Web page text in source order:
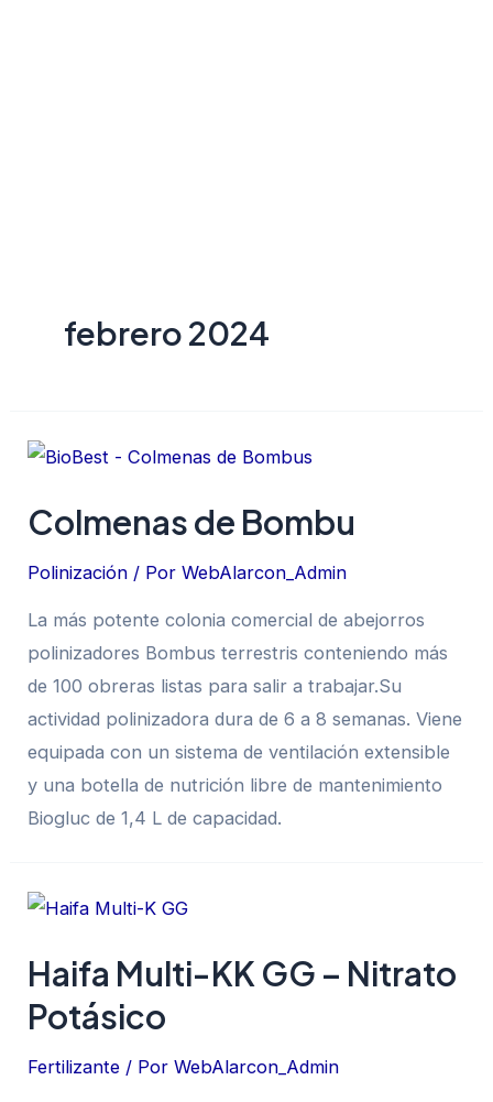
febrero 2024
Colmenas de Bombu
Polinización / PorWebAlarcon_Admin
La más potente colonia comercial de abejorros
polinizadores Bombus terrestris conteniendo más
de 100 obreras listas para salir a trabajar.Su
actividad polinizadora dura de 6 a 8 semanas. Viene
equipada con un sistema de ventilación extensible
y una botella de nutrición libre de mantenimiento
Biogluc de 1,4 L de capacidad.
Haifa Multi-KK GG – Nitrato
Potásico
Fertilizante / PorWebAlarcon_Admin